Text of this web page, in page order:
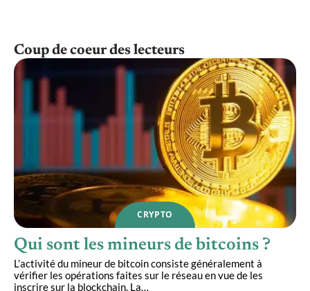
Coup de coeur des lecteurs
CRYPTO
Qui sont les mineurs de bitcoins ?
L’activité du mineur de bitcoin consiste généralement à
vérifier les opérations faites sur le réseau en vue de les
inscrire sur la blockchain. La…